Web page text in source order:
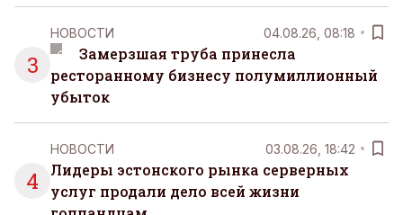
3
НОВОСТИ 04.08.26, 08:18
Замерзшая труба принесла
ресторанному бизнесу полумиллионный
убыток
4
НОВОСТИ 03.08.26, 18:42
Лидеры эстонского рынка серверных
услуг продали дело всей жизни